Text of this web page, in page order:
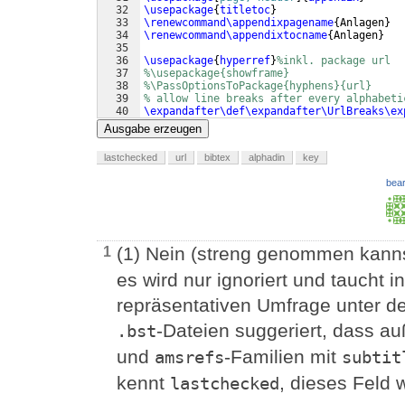
32
33
34
35
36
37
38
39
40
41
\usepackage{titletoc}
\renewcommand\appendixpagename{Anlagen}
\renewcommand\appendixtocname{Anlagen}
\usepackage{ hyperref}%inkl. package url
%\usepackage{showframe}
%\PassOptionsToPackage{hyphens}{url}
% allow line breaks after every
Ausgabe erzeugen
lastchecked url bibtex alphadin key
1 (1) Nein (streng genommen
es wird nur ignoriert und taucht
repräsentativen Umfrage unter
.bst-Dateien suggeriert, dass
und amsrefs-Familien mit
kennt lastchecked , dieses Feld